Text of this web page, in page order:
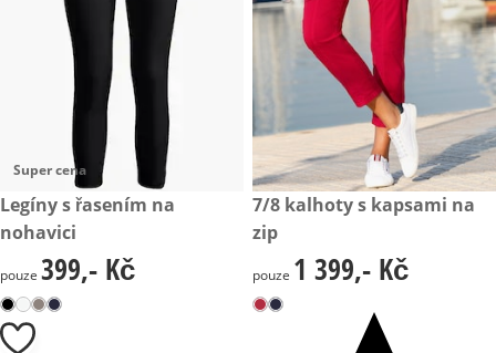
Super cena
399,- Kč
Legíny s řasením na
nohavici
399,- Kč
pouze 399,- Kč
1 399,- Kč
7/8 kalhoty s kapsami na
zip
1 399,- Kč
pouze 1 399,- Kč